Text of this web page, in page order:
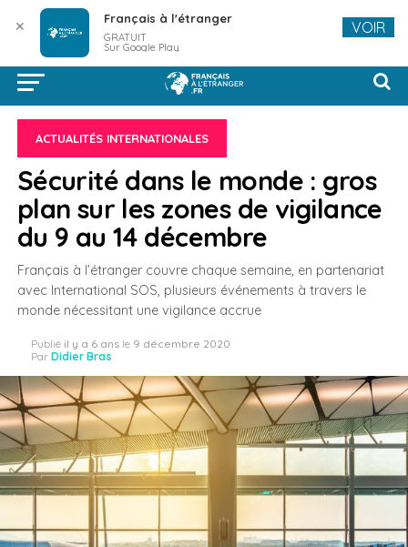
ACTUALITÉS INTERNATIONALES
Sécurité dans le monde : gros
plan sur les zones de vigilance
du 9 au 14 décembre
Français à l’étranger couvre chaque semaine, en partenariat
avec International SOS, plusieurs événements à travers le
monde nécessitant une vigilance accrue
Publié il y a 6 ans le 9 décembre 2020
Par Didier Bras
✕ Français à l'étranger
GRATUIT
Sur Google Play
VOIR